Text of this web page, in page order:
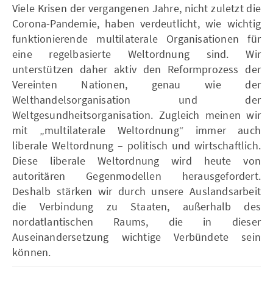
Viele Krisen der vergangenen Jahre, nicht zuletzt die
Corona-Pandemie, haben verdeutlicht, wie wichtig
funktionierende multilaterale Organisationen für
eine regelbasierte Weltordnung sind. Wir
unterstützen daher aktiv den Reformprozess der
Vereinten Nationen, genau wie der
Welthandelsorganisation und der
Weltgesundheitsorganisation. Zugleich meinen wir
mit „multilaterale Weltordnung“ immer auch
liberale Weltordnung – politisch und wirtschaftlich.
Diese liberale Weltordnung wird heute von
autoritären Gegenmodellen herausgefordert.
Deshalb stärken wir durch unsere Auslandsarbeit
die Verbindung zu Staaten, außerhalb des
nordatlantischen Raums, die in dieser
Auseinandersetzung wichtige Verbündete sein
können.